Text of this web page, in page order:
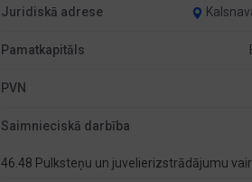
Juridiskā adrese
Pamatkapitāls
PVN
Saimnieciskā darbība
46.48 Pulksteņu un juvelierizstrādājumu